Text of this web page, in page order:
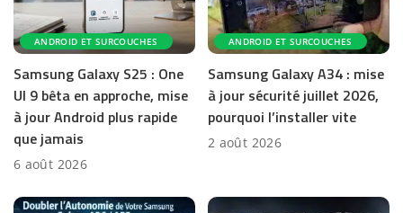
ANDROID ET SURCOUCHES
Samsung Galaxy S25 : One
UI 9 bêta en approche, mise
à jour Android plus rapide
que jamais
6 août 2026
ANDROID ET SURCOUCHES
Samsung Galaxy A34 : mise
à jour sécurité juillet 2026,
pourquoi l’installer vite
2 août 2026